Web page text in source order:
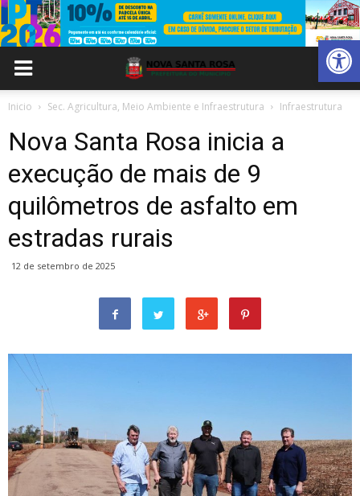
Abrir
Inicio Sec. Agricultura, Meio Ambiente e Infraestrutura Infraestrutura
Nova Santa Rosa inicia a
execução de mais de 9
quilômetros de asfalto em
estradas rurais
12 de setembro de 2025